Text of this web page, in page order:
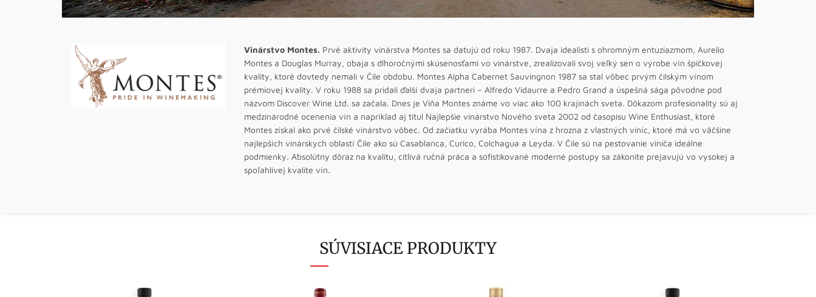
Vinárstvo Montes. Prvé aktivity vinárstva Montes sa datujú od roku 1987. Dvaja idealisti s ohromným entuziazmom, Aurelio
Montes a Douglas Murray, obaja s dlhoročnými skúsenosťami vo vinárstve, zrealizovali svoj veľký sen o výrobe vín špičkovej
kvality, ktoré dovtedy nemali v Čile obdobu. Montes Alpha Cabernet Sauvingnon 1987 sa stal vôbec prvým čilským vínom
prémiovej kvality. V roku 1988 sa pridali ďalší dvaja partneri – Alfredo Vidaurre a Pedro Grand a úspešná sága pôvodne pod
názvom Discover Wine Ltd. sa začala. Dnes je Viňa Montes známe vo viac ako 100 krajinách sveta. Dôkazom profesionality sú aj
medzinárodné ocenenia vín a napríklad aj titul Najlepšie vinárstvo Nového sveta 2002 od časopisu Wine Enthusiast, ktoré
Montes získal ako prvé čilské vinárstvo vôbec. Od začiatku vyrába Montes vína z hrozna z vlastných viníc, ktoré má vo väčšine
najlepších vinárskych oblastí Čile ako sú Casablanca, Curico, Colchagua a Leyda. V Čile sú na pestovanie viniča ideálne
podmienky. Absolútny dôraz na kvalitu, citlivá ručná práca a sofistikované moderné postupy sa zákonite prejavujú vo vysokej a
spoľahlivej kvalite vín.
SÚVISIACE PRODUKTY